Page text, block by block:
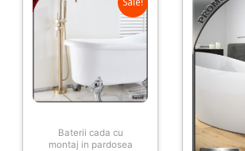
Baterii cada cu
montaj in pardosea